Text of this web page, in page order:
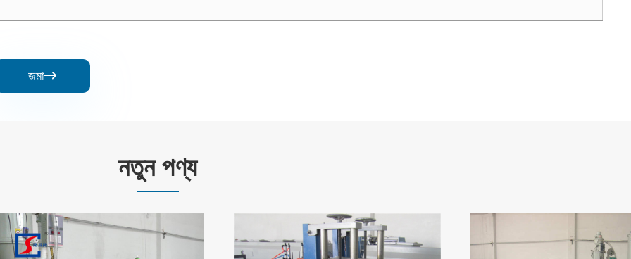
জমা
নতুন পণ্য